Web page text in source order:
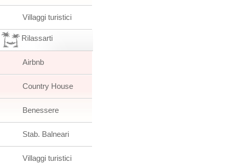
Villaggi turistici
Rilassarti
Airbnb
Country House
Benessere
Stab. Balneari
Villaggi turistici